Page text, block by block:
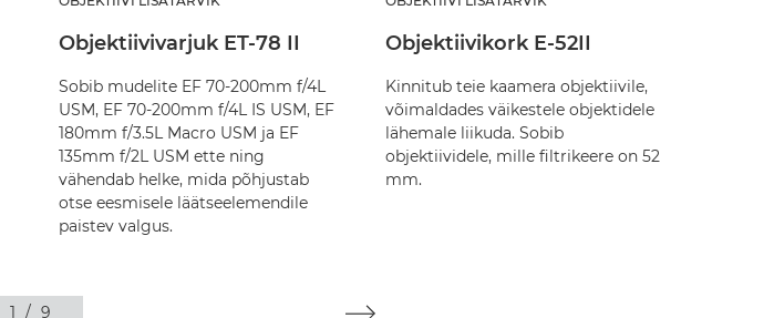
Objektiivivarjuk ET-78 II
Sobib mudelite EF 70-200mm f/4L
USM, EF 70-200mm f/4L IS USM, EF
180mm f/3.5L Macro USM ja EF
135mm f/2L USM ette ning
vähendab helke, mida põhjustab
otse eesmisele läätseelemendile
paistev valgus.
Objektiivikork E-52II
Kinnitub teie kaamera objektiivile,
võimaldades väikestele objektidele
lähemale liikuda. Sobib
objektiividele, mille filtrikeere on 52
mm.
1 / 9